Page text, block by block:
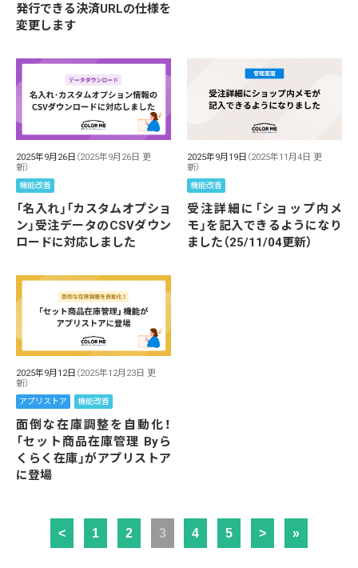
発行できる決済URLの仕様を
変更します
2025年9月26日 （2025年9月26日 更
新）
機能改善
「名入れ」「カスタムオプショ
ン」受注データのCSVダウン
ロードに対応しました
2025年9月19日 （2025年11月4日 更
新）
機能改善
受注詳細に「ショップ内メ
モ」を記入できるようになり
ました（25/11/04更新）
2025年9月12日 （2025年12月23日 更
新）
アプリストア 機能改善
面倒な在庫調整を自動化！
「セット商品在庫管理 Byら
くらく在庫」がアプリストア
に登場
< 1 2 3 4 5 > »